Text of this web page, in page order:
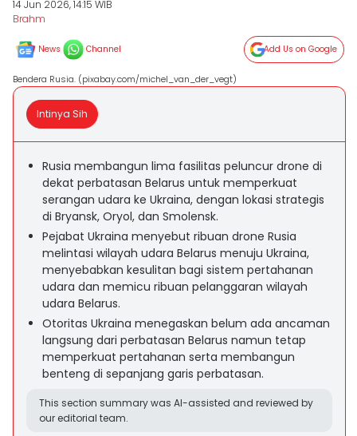
14 Jun 2026, 14:15 WIB
Brahm
News Channel Add Us on Google
Bendera Rusia. (pixabay.com/michel_van_der_vegt)
Intinya Sih
Rusia membangun lima fasilitas peluncur drone di
dekat perbatasan Belarus untuk memperkuat
serangan udara ke Ukraina, dengan lokasi strategis
di Bryansk, Oryol, dan Smolensk.
Pejabat Ukraina menyebut ribuan drone Rusia
melintasi wilayah udara Belarus menuju Ukraina,
menyebabkan kesulitan bagi sistem pertahanan
udara dan memicu ribuan pelanggaran wilayah
udara Belarus.
Otoritas Ukraina menegaskan belum ada ancaman
langsung dari perbatasan Belarus namun tetap
memperkuat pertahanan serta membangun
benteng di sepanjang garis perbatasan.
This section summary was AI-assisted and reviewed by
our editorial team.